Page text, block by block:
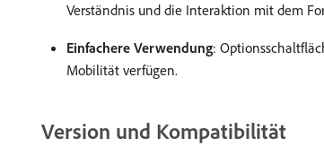
Verständnis und die Interaktion mit dem
Einfachere Verwendung:
Mobilität verfügen.
Version und Kompatibilität